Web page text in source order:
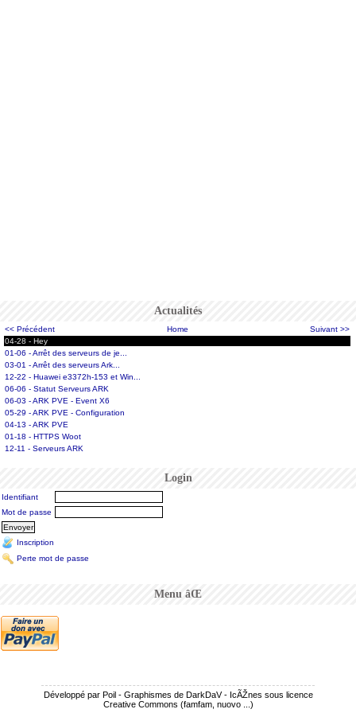
Menu âŒ
Actualités
<< Précédent Home
Suivant >>
04-28 - Hey
01-06 - Arrêt des serveurs de je...
03-01 - Arrêt des serveurs Ark...
12-22 - Huawei e3372h-153 et Win...
06-06 - Statut Serveurs ARK
06-03 - ARK PVE - Event X6
05-29 - ARK PVE - Configuration
04-13 - ARK PVE
01-18 - HTTPS Woot
12-11 - Serveurs ARK
Login
Identifiant
Mot de passe
Inscription
Perte mot de passe
Développé par Poil - Graphismes de DarkDaV - IcÃŽnes sous licence
Creative Commons (famfam, nuovo ...)